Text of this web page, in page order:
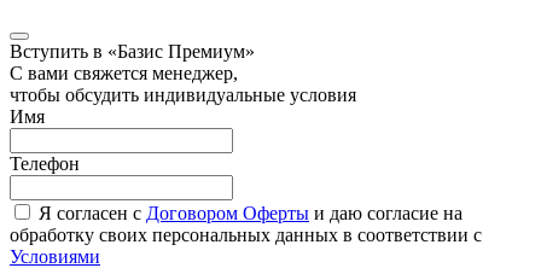
Вступить в «Базис Премиум»
С вами свяжется менеджер,
чтобы обсудить индивидуальные условия
Имя
Телефон
Я согласен с Договором Оферты и даю согласие на
обработку своих персональных данных в соответствии с
Условиями